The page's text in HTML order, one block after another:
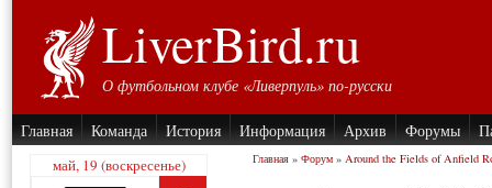
LiverBird.ru
О футбольном клубе «Ливерпуль» по-русски
Главная Команда История Информация Архив Форумы
май, 19 (воскресенье) Главная » Форум » Around the Fields of Anfield